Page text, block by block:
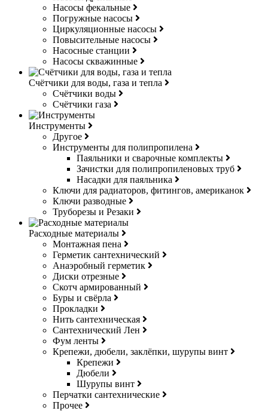
Насосы фекальные
Погружные насосы
Циркуляционные насосы
Повысительные насосы
Насосные станции
Насосы скважинные
Счётчики для воды, газа и тепла
Счётчики воды
Счётчики газа
Инструменты
Другое
Инструменты для полипропилена
Паяльники и сварочные комплекты
Зачистки для полипропиленовых труб
Насадки для паяльника
Ключи для радиаторов, фитингов, американок
Ключи разводные
Труборезы и Резаки
Расходные материалы
Монтажная пена
Герметик сантехнический
Анаэробный герметик
Диски отрезные
Скотч армированный
Буры и свёрла
Прокладки
Нить сантехническая
Сантехнический Лен
Фум ленты
Крепежи, дюбели, заклёпки, шурупы винт
Крепежи
Дюбели
Шурупы винт
Перчатки сантехнические
Прочее